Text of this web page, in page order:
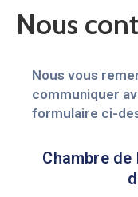
Nous
Nous vous
communiquer
formulaire ci-
Chambre